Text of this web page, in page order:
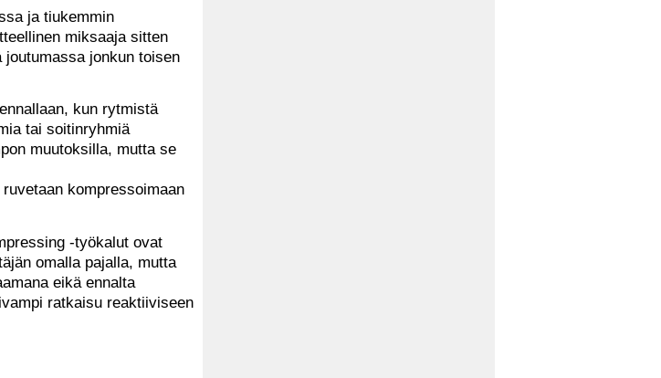
ja tiukemmin
miksaaja sitten
jonkun toisen
kun rytmistä
tai soitinryhmiä
muutoksilla, mutta se
kompressoimaan
-työkalut ovat
omalla pajalla, mutta
eikä ennalta
ratkaisu reaktiiviseen